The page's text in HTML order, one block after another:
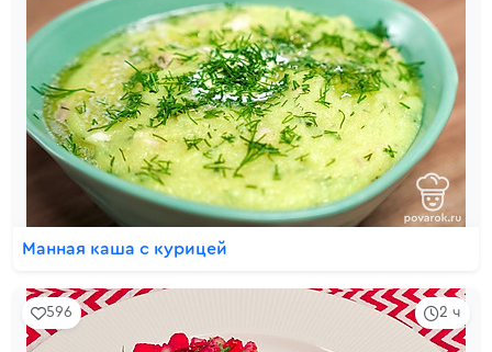
Манная каша с курицей
2 ч
596